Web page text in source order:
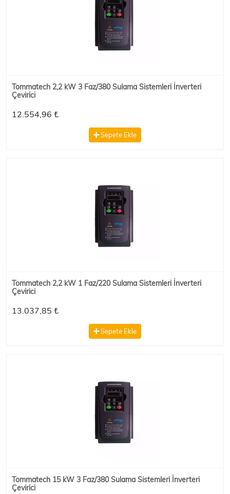
Tommatech 2,2 kW 3 Faz/380 Sulama Sistemleri İnverteri
Çevirici
12.554,96 ₺
Sepete Ekle
Tommatech 2,2 kW 1 Faz/220 Sulama Sistemleri İnverteri
Çevirici
13.037,85 ₺
Sepete Ekle
Tommatech 15 kW 3 Faz/380 Sulama Sistemleri İnverteri
Çevirici